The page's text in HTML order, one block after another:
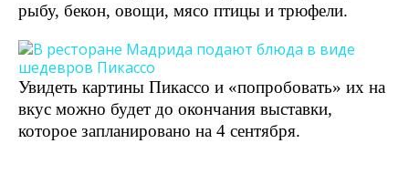
рыбу, бекон, овощи, мясо птицы и трюфели.
Увидеть картины Пикассо и «попробовать» их на
вкус можно будет до окончания выставки,
которое запланировано на 4 сентября.